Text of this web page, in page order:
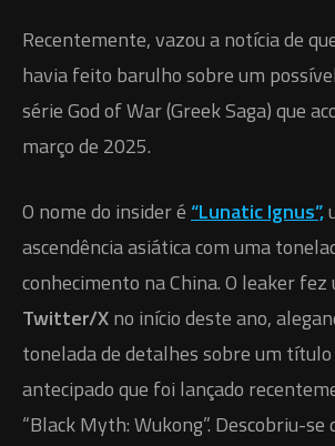
Recentemente, vazou a notícia de
havia feito barulho sobre um
série God of War (Greek Saga) que
março de 2025.
O nome do insider é“Lunatic Ignus”,
ascendência asiática com uma
conhecimento na China. O leaker fez
Twitter/Xno início deste ano,
tonelada de detalhes sobre um
antecipado que foi lançado
“Black Myth: Wukong”. Descobriu-se